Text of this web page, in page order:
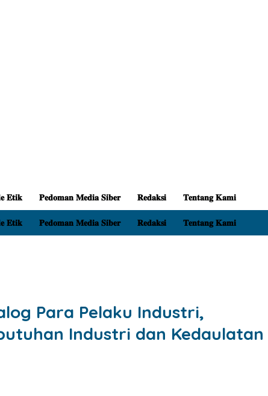
𝐄𝐭𝐢𝐤 𝐏𝐞𝐝𝐨𝐦𝐚𝐧 𝐌𝐞𝐝𝐢𝐚 𝐒𝐢𝐛𝐞𝐫 𝐑𝐞𝐝𝐚𝐤𝐬𝐢 𝐓𝐞𝐧𝐭𝐚𝐧𝐠 𝐊𝐚𝐦𝐢
𝐄𝐭𝐢𝐤 𝐏𝐞𝐝𝐨𝐦𝐚𝐧 𝐌𝐞𝐝𝐢𝐚 𝐒𝐢𝐛𝐞𝐫 𝐑𝐞𝐝𝐚𝐤𝐬𝐢 𝐓𝐞𝐧𝐭𝐚𝐧𝐠 𝐊𝐚𝐦𝐢
Para Pelaku Industri,
Industri dan Kedaulatan